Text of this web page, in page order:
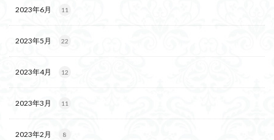
2023年6月 11
2023年5月 22
2023年4月 12
2023年3月 11
2023年2月 8